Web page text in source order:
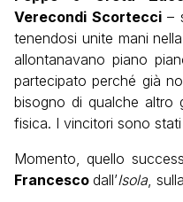
Verecondi Scortecci–
tenendosi unite mani
allontanavano piano
partecipato perché già
bisogno di qualche altro
fisica. I vincitori sono stati
Momento, quello
Francesco dall’Isola ,